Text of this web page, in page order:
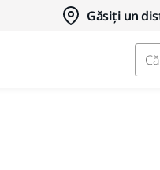
Găsiți un